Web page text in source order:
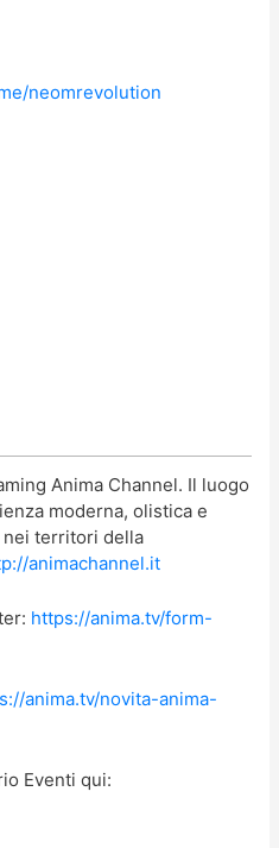
neomrevolution
Anima Channel. Il luogo
moderna, olistica e
nei territori della
animachannel.it
https://anima.tv/form-
anima.tv/novita-anima-
Eventi qui: